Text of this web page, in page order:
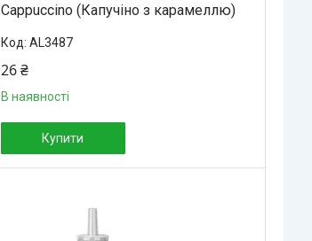
Cappuccino (Капучіно з карамеллю)
AL3487
26 ₴
В наявності
Купити